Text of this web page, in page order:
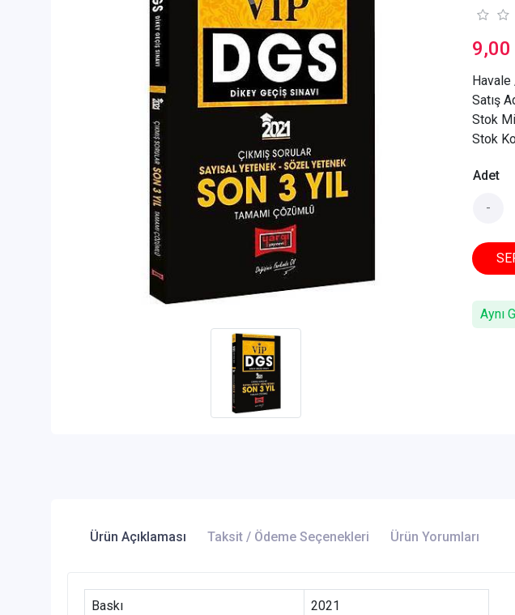
9,00
Havale
Satış
Stok
Stok
Adet
-
Aynı
Ürün Açıklaması Taksit / Ödeme Seçenekleri Ürün Yorumları
Baskı 2021